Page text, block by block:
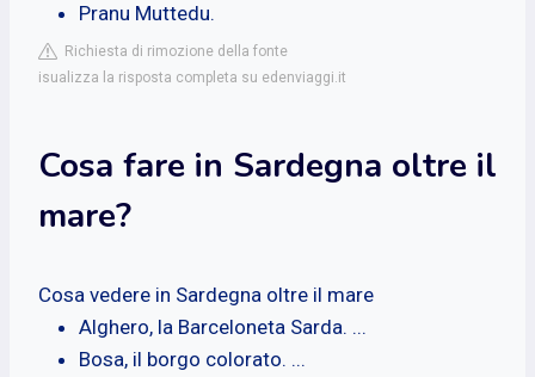
Pranu Muttedu.
Richiesta di rimozione della fonte
isualizza la risposta completa su edenviaggi.it
Cosa fare in Sardegna oltre il
mare?
Cosa vedere in Sardegna oltre il mare
Alghero, la Barceloneta Sarda. ...
Bosa, il borgo colorato. ...